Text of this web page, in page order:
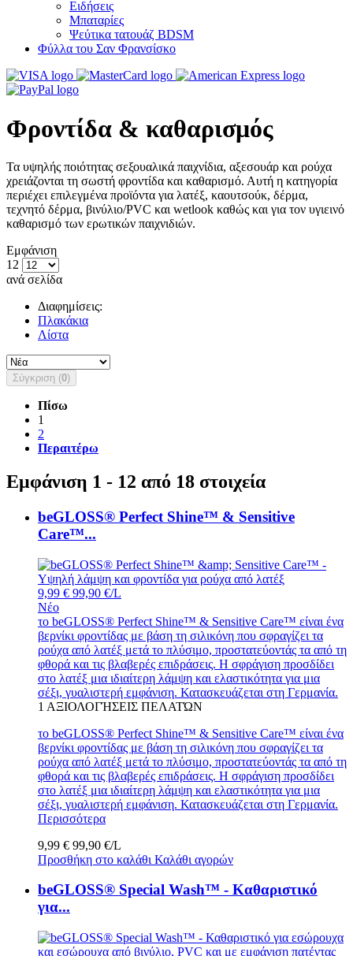
Ειδήσεις
Μπαταρίες
Ψεύτικα τατουάζ BDSM
Φύλλα του Σαν Φρανσίσκο
Φροντίδα & καθαρισμός
Τα υψηλής ποιότητας σεξουαλικά παιχνίδια, αξεσουάρ και ρούχα
χρειάζονται τη σωστή φροντίδα και καθαρισμό. Αυτή η κατηγορία
περιέχει επιλεγμένα προϊόντα για λατέξ, καουτσούκ, δέρμα,
τεχνητό δέρμα, βινύλιο/PVC και wetlook καθώς και για τον υγιεινό
καθαρισμό των ερωτικών παιχνιδιών.
Εμφάνιση
12
ανά σελίδα
Διαφημίσεις:
Πλακάκια
Λίστα
Σύγκριση (0)
Πίσω
1
2
Περαιτέρω
Εμφάνιση 1 - 12 από 18 στοιχεία
beGLOSS® Perfect Shine™ & Sensitive
Care™...
9,99 € 99,90 €/L
Νέο
το beGLOSS® Perfect Shine™ & Sensitive Care™ είναι ένα
βερνίκι φροντίδας με βάση τη σιλικόνη που σφραγίζει τα
ρούχα από λατέξ μετά το πλύσιμο, προστατεύοντάς τα από τη
φθορά και τις βλαβερές επιδράσεις. Η σφράγιση προσδίδει
στο λατέξ μια ιδιαίτερη λάμψη και ελαστικότητα για μια
σέξι, γυαλιστερή εμφάνιση. Κατασκευάζεται στη Γερμανία.
1 ΑΞΙΟΛΟΓΉΣΕΙΣ ΠΕΛΑΤΏΝ
το beGLOSS® Perfect Shine™ & Sensitive Care™ είναι ένα
βερνίκι φροντίδας με βάση τη σιλικόνη που σφραγίζει τα
ρούχα από λατέξ μετά το πλύσιμο, προστατεύοντάς τα από τη
φθορά και τις βλαβερές επιδράσεις. Η σφράγιση προσδίδει
στο λατέξ μια ιδιαίτερη λάμψη και ελαστικότητα για μια
σέξι, γυαλιστερή εμφάνιση. Κατασκευάζεται στη Γερμανία.
Περισσότερα
9,99 € 99,90 €/L
Προσθήκη στο καλάθι Καλάθι αγορών
beGLOSS® Special Wash™ - Καθαριστικό
για...